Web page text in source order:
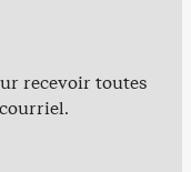
recevoir toutes